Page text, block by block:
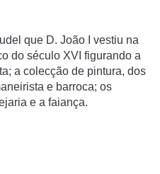
que D. João I vestiu na
do século XVI figurando a
a colecção de pintura, dos
e barroca; os
e a faiança.